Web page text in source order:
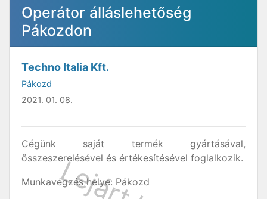
Operátor álláslehetőség
Pákozdon
Techno Italia Kft.
Pákozd
2021. 01. 08.
Cégünk saját termék gyártásával,
összeszerelésével és értékesítésével foglalkozik.
Munkavégzés helye: Pákozd